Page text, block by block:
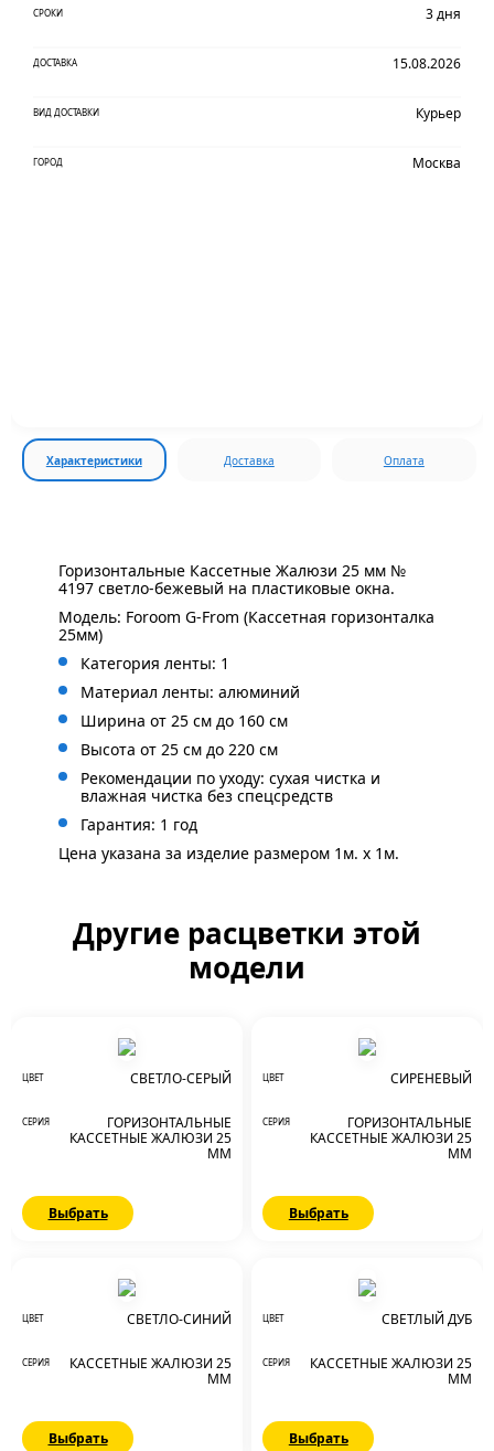
СРОКИ 3 дня
ДОСТАВКА 15.08.2026
ВИД ДОСТАВКИ Курьер
ГОРОД Москва
Характеристики Доставка Оплата
Горизонтальные Кассетные Жалюзи 25 мм №
4197 светло-бежевый на пластиковые окна.
Модель: Foroom G-From (Кассетная горизонталка
25мм)
Категория ленты: 1
Материал ленты: алюминий
Ширина от 25 см до 160 см
Высота от 25 см до 220 см
Рекомендации по уходу: сухая чистка и
влажная чистка без спецсредств
Гарантия: 1 год
Цена указана за изделие размером 1м. x 1м.
Другие расцветки этой
модели
ЦВЕТ СВЕТЛО-СЕРЫЙ
СЕРИЯ
ГОРИЗОНТАЛЬНЫЕ
КАССЕТНЫЕ ЖАЛЮЗИ 25
ММ
Выбрать
ЦВЕТ СИРЕНЕВЫЙ
СЕРИЯ
ГОРИЗОНТАЛЬНЫЕ
КАССЕТНЫЕ ЖАЛЮЗИ 25
ММ
Выбрать
ЦВЕТ СВЕТЛО-СИНИЙ
СЕРИЯ
КАССЕТНЫЕ ЖАЛЮЗИ 25
ММ
Выбрать
ЦВЕТ СВЕТЛЫЙ ДУБ
СЕРИЯ
КАССЕТНЫЕ ЖАЛЮЗИ 25
ММ
Выбрать